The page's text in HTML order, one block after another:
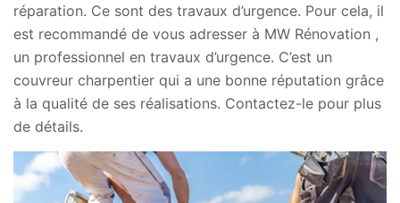
réparation. Ce sont des travaux d’urgence. Pour cela, il
est recommandé de vous adresser à MW Rénovation ,
un professionnel en travaux d’urgence. C’est un
couvreur charpentier qui a une bonne réputation grâce
à la qualité de ses réalisations. Contactez-le pour plus
de détails.